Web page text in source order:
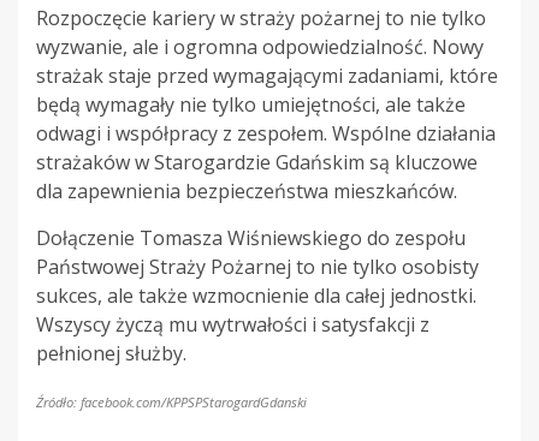
Rozpoczęcie kariery w straży pożarnej to nie tylko
wyzwanie, ale i ogromna odpowiedzialność. Nowy
strażak staje przed wymagającymi zadaniami, które
będą wymagały nie tylko umiejętności, ale także
odwagi i współpracy z zespołem. Wspólne działania
strażaków w Starogardzie Gdańskim są kluczowe
dla zapewnienia bezpieczeństwa mieszkańców.
Dołączenie Tomasza Wiśniewskiego do zespołu
Państwowej Straży Pożarnej to nie tylko osobisty
sukces, ale także wzmocnienie dla całej jednostki.
Wszyscy życzą mu wytrwałości i satysfakcji z
pełnionej służby.
Źródło: facebook.com/KPPSPStarogardGdanski